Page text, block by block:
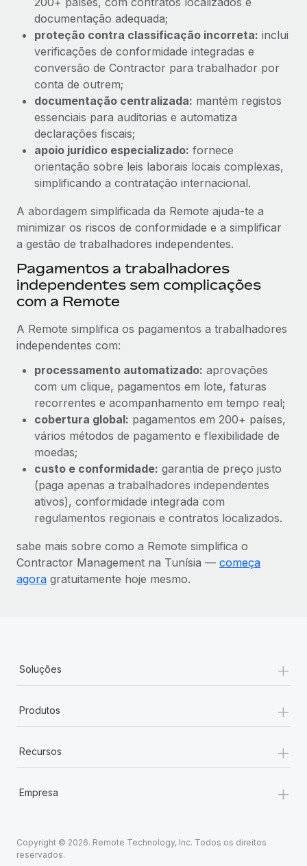
documentação adequada;
proteção contra classificação incorreta: inclui
verificações de conformidade integradas e
conversão de Contractor para trabalhador por
conta de outrem;
documentação centralizada: mantém registos
essenciais para auditorias e automatiza
declarações fiscais;
apoio jurídico especializado: fornece
orientação sobre leis laborais locais complexas,
simplificando a contratação internacional.
A abordagem simplificada da Remote ajuda-te a
minimizar os riscos de conformidade e a simplificar
a gestão de trabalhadores independentes.
Pagamentos a trabalhadores
independentes sem complicações
com a Remote
A Remote simplifica os pagamentos a trabalhadores
independentes com:
processamento automatizado: aprovações
com um clique, pagamentos em lote, faturas
recorrentes e acompanhamento em tempo real;
cobertura global: pagamentos em 200+ países,
vários métodos de pagamento e flexibilidade de
moedas;
custo e conformidade: garantia de preço justo
(paga apenas a trabalhadores independentes
ativos), conformidade integrada com
regulamentos regionais e contratos localizados.
sabe mais sobre como a Remote simplifica o
Contractor Management na Tunísia — começa
agora gratuitamente hoje mesmo.
Soluções +
Produtos +
Recursos +
Empresa +
Copyright © 2026. Remote Technology, Inc. Todos os direitos
reservados.